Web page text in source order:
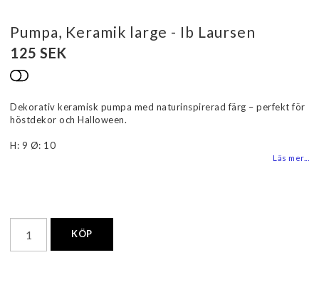
Pumpa, Keramik large - Ib Laursen
125 SEK
Lägg till i favoritlistan
Dekorativ keramisk pumpa med naturinspirerad färg – perfekt för
höstdekor och Halloween.
H: 9 Ø: 10
Läs mer...
KÖP